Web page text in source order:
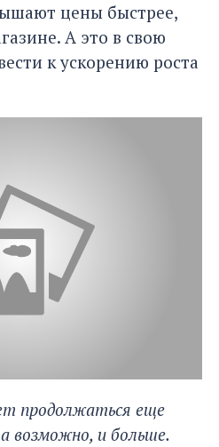
цены быстрее,
А это в свою
к ускорению роста
продолжаться еще
возможно, и больше.